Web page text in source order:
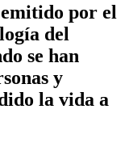
por el
del
se han
y
la vida a